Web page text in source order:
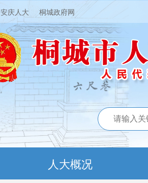
安庆人大 桐城政府网
人大概况